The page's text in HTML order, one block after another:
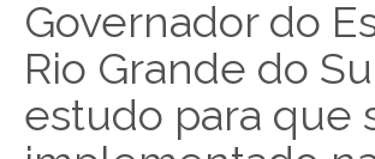
Governador do
Rio Grande do
estudo para que